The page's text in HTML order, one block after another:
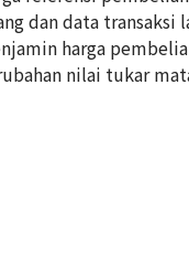
dan data
harga
nilai tukar